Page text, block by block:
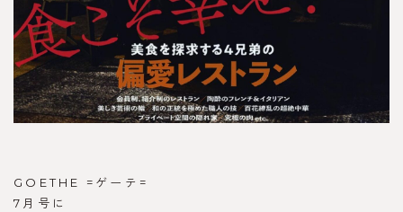
GOETHE =ゲーテ=
7月号に